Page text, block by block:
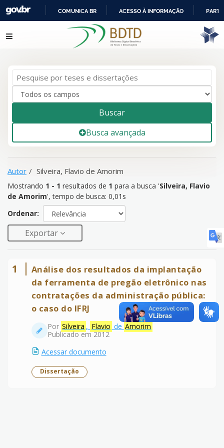
IR
PARA
COMUNICA BR ACESSO À INFORMAÇÃO
resultados de 1para a busca '
Silveira, Flavio
de Amorim
Pular para o conteúdo
Buscar
Busca avançada
Autor Silveira, Flavio de Amorim
Mostrando 1 - 1 resultados de 1 para a busca 'Silveira, Flavio
de Amorim', tempo de busca: 0,01s
Ordenar:
Exportar
1
Análise dos resultados da implantação
da ferramenta de pregão eletrônico nas
contratações da administração pública:
o caso do IFRJ
Por Silveira , Flavio de Amorim
Publicado em 2012
Acessar documento
Dissertação